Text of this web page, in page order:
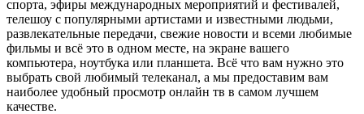
спорта, эфиры международных мероприятий и фестивалей,
телешоу с популярными артистами и известными людьми,
развлекательные передачи, свежие новости и всеми любимые
фильмы и всё это в одном месте, на экране вашего
компьютера, ноутбука или планшета. Всё что вам нужно это
выбрать свой любимый телеканал, а мы предоставим вам
наиболее удобный просмотр онлайн тв в самом лучшем
качестве.